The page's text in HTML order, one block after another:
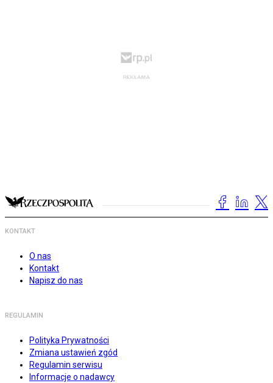
KONTAKT
O nas
Kontakt
Napisz do nas
REGULAMIN
Polityka Prywatności
Zmiana ustawień zgód
Regulamin serwisu
Informacje o nadawcy